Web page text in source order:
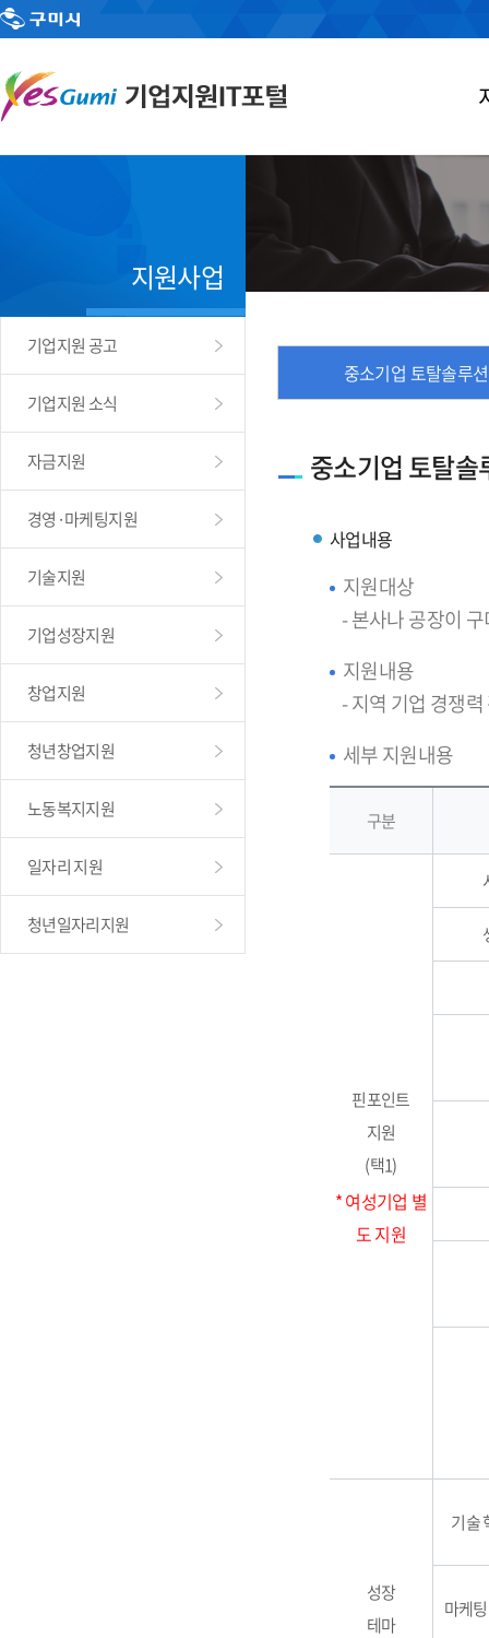
지원사업
기업지원 공고
기업지원 소식
자금지원
경영·마케팅지원
기술지원
기업성장지원
창업지원
청년창업지원
노동복지지원
일자리 지원
청년일자리지원
중소기업 토탈솔루
중소기업 토탈솔
사업내용
지원대상
- 본사나 공장이
지원내용
- 지역 기업 경쟁
세부 지원내용
구분
핀포인트
지원
(택1)
* 여성기업 별
도 지원
성장
테마
기술
마케